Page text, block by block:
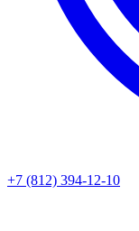
+7 (812) 394-12-10